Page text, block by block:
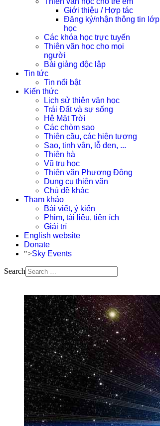
Giới thiệu / Hợp tác
Đăng ký/nhận thông tin lớp
học
Các khóa học trực tuyến
Thiên văn học cho mọi
người
Bài giảng độc lập
Tin tức
Tin nổi bật
Kiến thức
Lịch sử thiên văn học
Trái Đất và sự sống
Hệ Mặt Trời
Các chòm sao
Thiên cầu, các hiện tượng
Sao, tinh vân, lỗ đen, ...
Thiên hà
Vũ trụ học
Thiên văn Phương Đông
Dụng cụ thiên văn
Chủ đề khác
Tham khảo
Bài viết, ý kiến
Phim, tài liệu, tiện ích
Giải trí
English website
Donate
">Sky Events
Search